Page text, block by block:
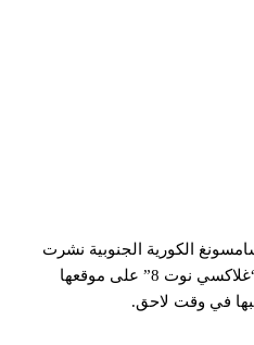
الكورية الجنوبية نشرت
صورا وتفاصيل لهاتفها المنتظر “غلاكسي نوت 8” على موقعها
في وقت لاحق.